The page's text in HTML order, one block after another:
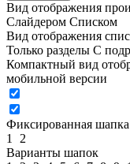
Вид отображения
Слайдером Списком
Вид отображения
Только разделы С
Компактный вид
мобильной версии
Фиксированная шапка
1
2
Варианты шапок